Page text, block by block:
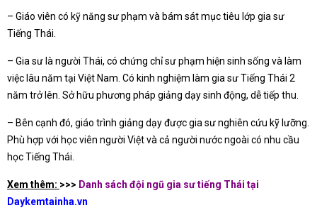
– Giáo viên có kỹ năng sư phạm và bám sát mục tiêu lớp gia sư
Tiếng Thái.
– Gia sư là người Thái, có chứng chỉ sư phạm hiện sinh sống và làm
việc lâu năm tại Việt Nam. Có kinh nghiệm làm gia sư Tiếng Thái 2
năm trở lên. Sở hữu phương pháp giảng dạy sinh động, dễ tiếp thu.
– Bên cạnh đó, giáo trình giảng dạy được gia sư nghiên cứu kỹ lưỡng.
Phù hợp với học viên người Việt và cả người nước ngoài có nhu cầu
học Tiếng Thái.
Xem thêm: >>> Danh sách đội ngũ gia sư tiếng Thái tại
Daykemtainha.vn